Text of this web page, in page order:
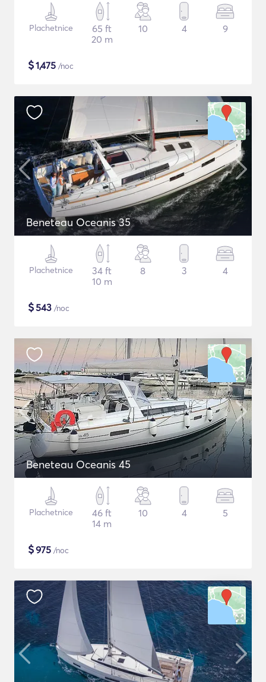
Plachetnice
65 ft
20 m
10 4 9
$1,475 /noc
Beneteau Oceanis 35
Plachetnice
34 ft
10 m
8 3 4
$543 /noc
Beneteau Oceanis 45
Plachetnice
46 ft
14 m
10 4 5
$975 /noc